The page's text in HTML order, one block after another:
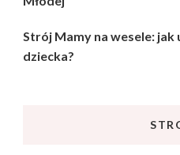
Strój Mamy na wesele: jak
dziecka?